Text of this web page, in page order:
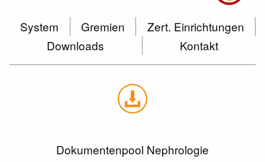
System Gremien
Zert. Einrichtungen
Downloads
Kontakt
Dokumentenpool Nephrologie